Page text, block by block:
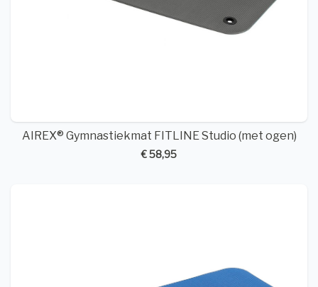
AIREX® Gymnastiekmat FITLINE Studio (met ogen)
€ 58,95